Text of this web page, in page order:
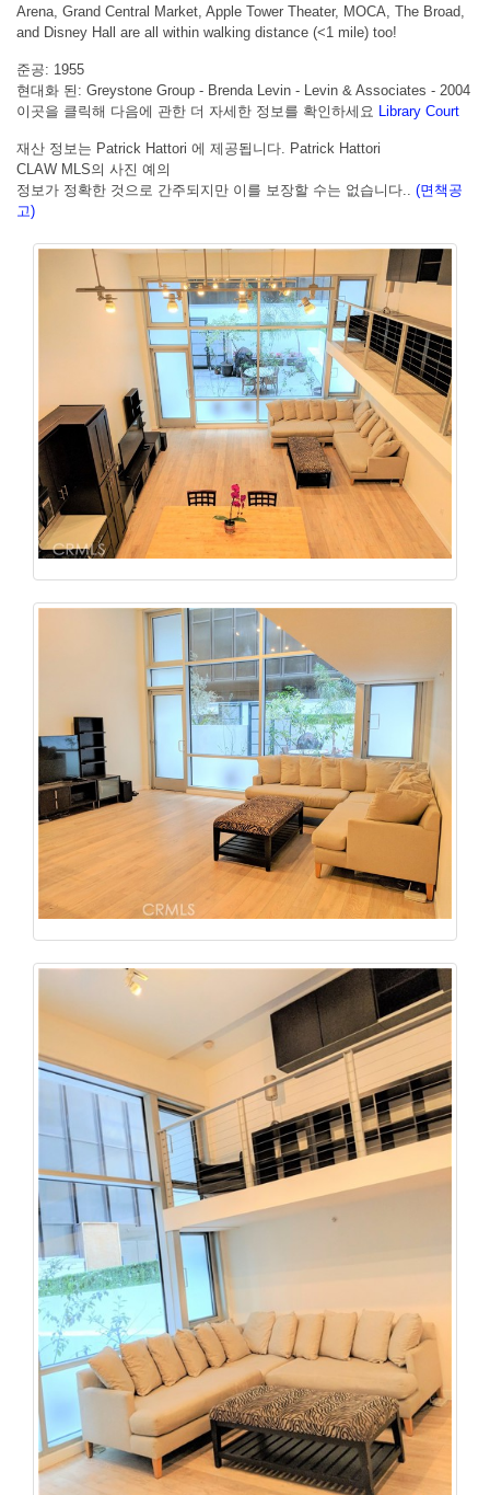
Arena, Grand Central Market, Apple Tower Theater, MOCA, The Broad,
and Disney Hall are all within walking distance (<1 mile) too!
준공: 1955
현대화 된: Greystone Group - Brenda Levin - Levin & Associates - 2004
이곳을 클릭해 다음에 관한 더 자세한 정보를 확인하세요
Library Court
재산 정보는 Patrick Hattori 에 제공됩니다. Patrick Hattori
CLAW MLS의 사진 예의
정보가 정확한 것으로 간주되지만 이를 보장할 수는 없습니다.. (면책공
고)